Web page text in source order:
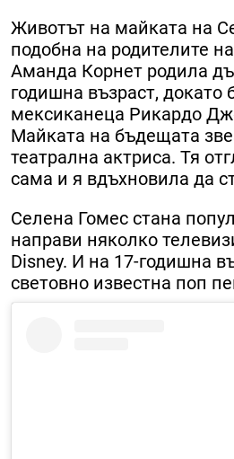
Животът на майката на
подобна на родителите
Аманда Корнет родила
годишна възраст, докато
мексиканеца Рикардо
Майката на бъдещата
театрална актриса. Тя
сама и я вдъхновила да
Селена Гомес стана
направи няколко
Disney. И на 17-годишна
световно известна поп